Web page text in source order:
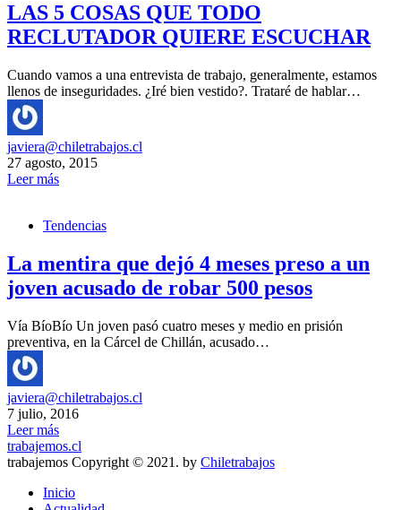
LAS 5 COSAS QUE TODO
RECLUTADOR QUIERE ESCUCHAR
Cuando vamos a una entrevista de trabajo, generalmente, estamos
llenos de inseguridades. ¿Iré bien vestido?. Trataré de hablar…
javiera@chiletrabajos.cl
27 agosto, 2015
Leer más
Tendencias
La mentira que dejó 4 meses preso a un
joven acusado de robar 500 pesos
Vía BíoBío Un joven pasó cuatro meses y medio en prisión
preventiva, en la Cárcel de Chillán, acusado…
javiera@chiletrabajos.cl
7 julio, 2016
Leer más
trabajemos.cl
trabajemos Copyright © 2021. by Chiletrabajos
Inicio